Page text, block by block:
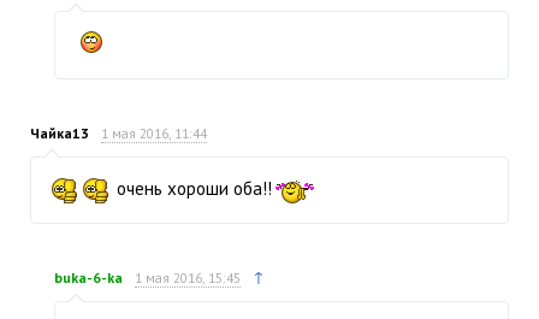
Чайка13 1 мая 2016, 11:44
очень хороши оба!!
buka-6-ka 1 мая 2016, 15:45 ↑